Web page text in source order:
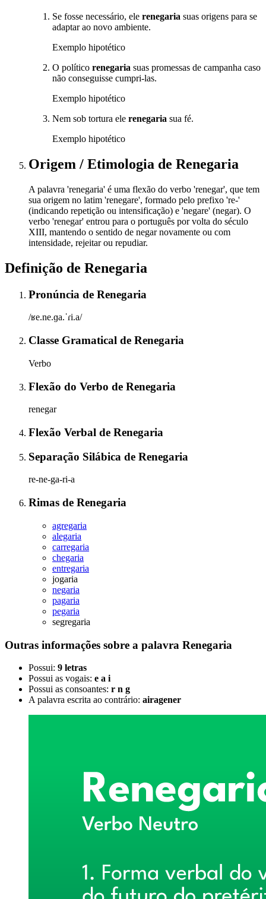
Se fosse necessário, ele renegaria suas origens para se
adaptar ao novo ambiente.
Exemplo hipotético
O político renegaria suas promessas de campanha caso
não conseguisse cumpri-las.
Exemplo hipotético
Nem sob tortura ele renegaria sua fé.
Exemplo hipotético
Origem / Etimologia de Renegaria
A palavra 'renegaria' é uma flexão do verbo 'renegar', que tem
sua origem no latim 'renegare', formado pelo prefixo 're-'
(indicando repetição ou intensificação) e 'negare' (negar). O
verbo 'renegar' entrou para o português por volta do século
XIII, mantendo o sentido de negar novamente ou com
intensidade, rejeitar ou repudiar.
Definição de Renegaria
Pronúncia de Renegaria
/ʁe.ne.ɡa.ˈɾi.a/
Classe Gramatical de Renegaria
Verbo
Flexão do Verbo de Renegaria
renegar
Flexão Verbal de Renegaria
Separação Silábica de Renegaria
re-ne-ga-ri-a
Rimas de Renegaria
agregaria
alegaria
carregaria
chegaria
entregaria
jogaria
negaria
pagaria
pegaria
segregaria
Outras informações sobre a palavra Renegaria
Possui: 9 letras
Possui as vogais: e a i
Possui as consoantes: r n g
A palavra escrita ao contrário: airagener